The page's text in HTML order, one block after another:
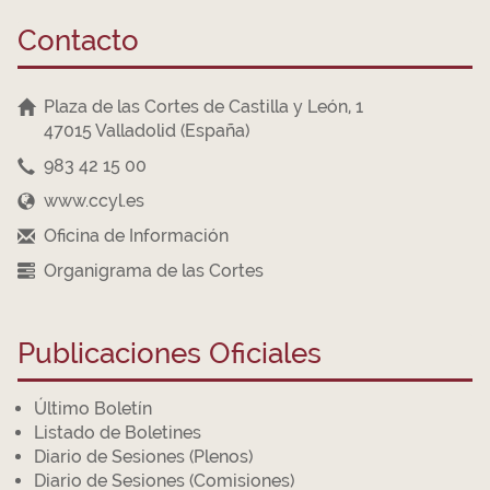
Contacto
Plaza de las Cortes de Castilla y León, 1
47015 Valladolid (España)
983 42 15 00
www.ccyl.es
Oficina de Información
Organigrama de las Cortes
Publicaciones Oficiales
Último Boletín
Listado de Boletines
Diario de Sesiones (Plenos)
Diario de Sesiones (Comisiones)